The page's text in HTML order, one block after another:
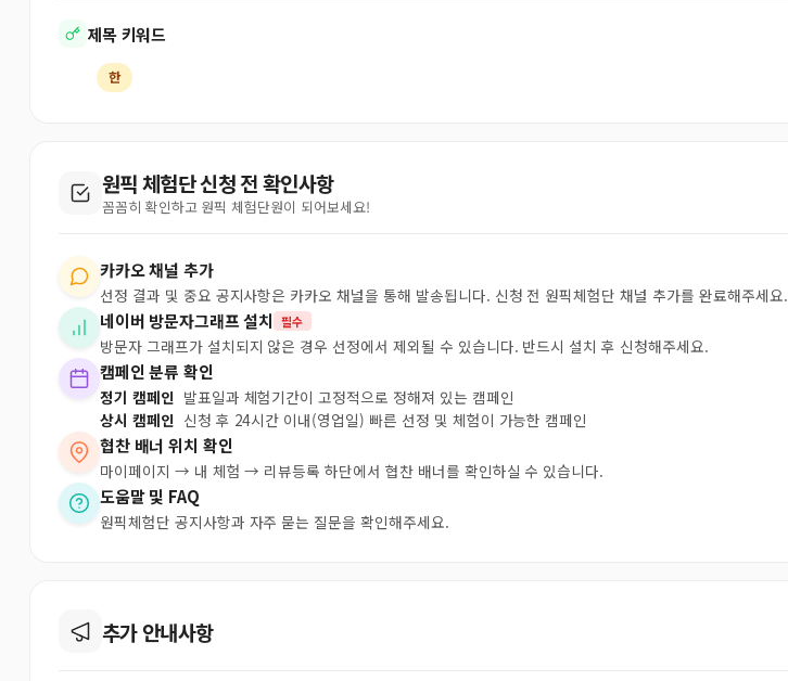
제목 키워드
한
원픽 체험단 신청 전 확인사항
꼼꼼히 확인하고 원픽 체험단원이 되어보세요!
카카오 채널 추가
선정 결과 및 중요 공지사항은 카카오 채널을 통해 발송됩니다. 신청 전 원픽체험단 채널 추가를 완료해주세요.
네이버 방문자그래프 설치 필수
방문자 그래프가 설치되지 않은 경우 선정에서 제외될 수 있습니다. 반드시 설치 후 신청해주세요.
캠페인 분류 확인
정기 캠페인 발표일과 체험기간이 고정적으로 정해져 있는 캠페인
상시 캠페인 신청 후 24시간 이내(영업일) 빠른 선정 및 체험이 가능한 캠페인
협찬 배너 위치 확인
마이페이지 → 내 체험 → 리뷰등록 하단에서 협찬 배너를 확인하실 수 있습니다.
도움말 및 FAQ
원픽체험단 공지사항과 자주 묻는 질문을 확인해주세요.
추가 안내사항